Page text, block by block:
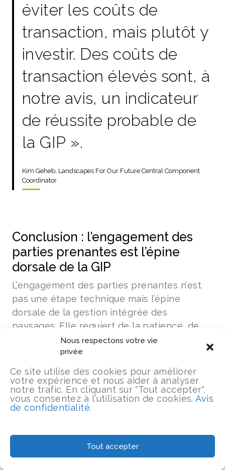
Nous respectons votre vie
privée
Ce site utilise des cookies pour améliorer
votre expérience et nous aider à analyser
notre trafic. En cliquant sur "Tout accepter",
vous consentez à l'utilisation de cookies.Avis
de confidentialité.
Tout accepter
éviter les coûts de
transaction, mais plutôt y
investir. Des coûts de
transaction élevés sont, à
notre avis, un indicateur
de réussite probable de
la GIP ».
Kim Geheb, Landscapes For Our Future Central Component
Coordinator
Conclusion : l’engagement des
parties prenantes est l’épine
dorsale de la GIP
L’engagement des parties prenantes n’est
pas une étape technique mais l’épine
dorsale de la gestion intégrée des
paysages. Elle requiert de la patience, de
l’humilité, du courage et de la créativité, en
particulier dans les contextes fragiles et
touchés par des conflits.
Comme le montrent les exemples du
Cameroun, du Burkina Faso, de la Colombie
significatif permet non seulement de
renforcer la gouvernance, mais aussi de
contribuer à la paix, à la stabilité et à la